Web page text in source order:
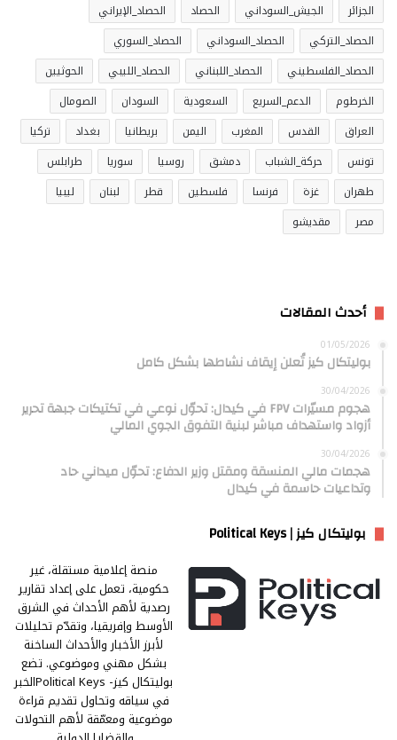
الجزائر
الجيش_السوداني الحصاد
الحصاد_الإيراني
الحصاد_التركي
الحصاد_السوداني
الحصاد_السوري
الحصاد_الفلسطيني
الحصاد_اللبناني الحصاد_الليبي
الحوثيين
الخرطوم
الدعم_السريع السعودية السودان
الصومال
العراق
القدس المغرب اليمن بريطانيا بغداد
تركيا
تونس
حركة_الشباب دمشق روسيا سوريا
طرابلس
طهران
غزة فرنسا فلسطين قطر لبنان
ليبيا
مصر
مقديشو
أحدث المقالات
01/05/2026
بوليتكال كيز تُعلن إيقاف نشاطها بشكل كامل
30/04/2026
هجوم مسيّرات FPV في كيدال: تحوّل نوعي في تكتيكات جبهة تحرير
أزواد واستهداف مباشر لبنية التفوق الجوي المالي
30/04/2026
هجمات مالي المنسقة ومقتل وزير الدفاع: تحوّل ميداني حاد
وتداعيات حاسمة في كيدال
بوليتكال كيز | Political Keys
منصة إعلامية مستقلة، غير
حكومية، تعمل على إعداد تقارير
رصدية لأهم الأحداث في الشرق
الأوسط وإفريقيا، وتقدّم تحليلات
لأبرز الأخبار والأحداث الساخنة
بشكل مهني وموضوعي. تضع
بوليتكال كيز- Political Keysالخبر
في سياقه وتحاول تقديم قراءة
موضوعية ومعمّقة لأهم التحولات